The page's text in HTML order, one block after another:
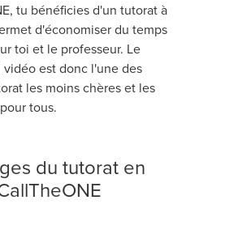
tu bénéficies d'un tutorat à
d'économiser du temps
toi et le professeur. Le
est donc l'une des
les moins chères et les
tous.
du tutorat en